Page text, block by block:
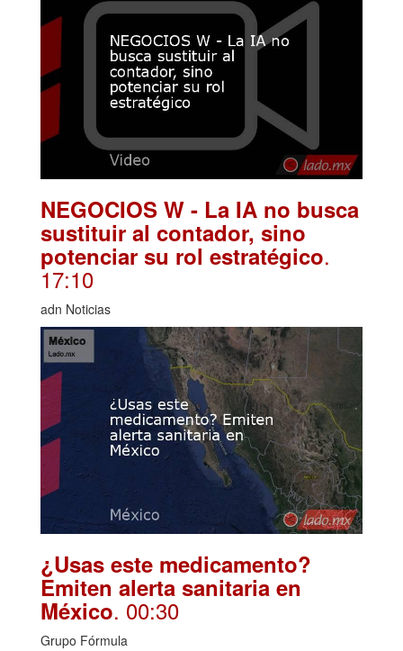
NEGOCIOS W - La IA no busca
sustituir al contador, sino
potenciar su rol estratégico.
17:10
adn Noticias
¿Usas este medicamento?
Emiten alerta sanitaria en
México. 00:30
Grupo Fórmula